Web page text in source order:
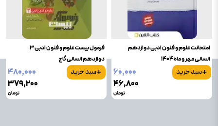
امتحانت علوم و فنون ادبی دوازدهم
انسانی مهر و ماه 1404
+سبد خرید
۶۰٬۰۰۰
۴۶٬۸۰۰
تومان
فرمول بیست علوم و فنون ادبی 3
دوازدهم انسانی گاج
+سبد خرید
۴۸۰٬۰۰۰
۳۷۹٬۲۰۰
تومان